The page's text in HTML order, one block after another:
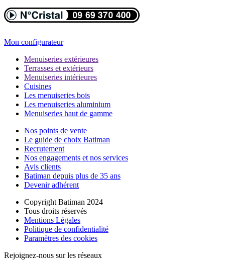
Mon configurateur
Menuiseries extérieures
Terrasses et extérieurs
Menuiseries intérieures
Cuisines
Les menuiseries bois
Les menuiseries aluminium
Menuiseries haut de gamme
Nos points de vente
Le guide de choix Batiman
Recrutement
Nos engagements et nos services
Avis clients
Batiman depuis plus de 35 ans
Devenir adhérent
Copyright Batiman 2024
Tous droits réservés
Mentions Légales
Politique de confidentialité
Paramètres des cookies
Rejoignez-nous sur les réseaux